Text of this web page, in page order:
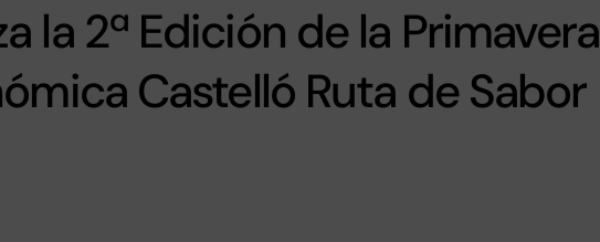
la 2ª Edición de la Primavera
Castelló Ruta de Sabor